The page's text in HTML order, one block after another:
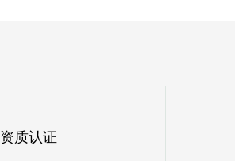
资质认证